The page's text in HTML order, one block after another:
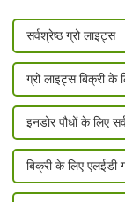
सर्वश्रेष्ठ ग्रो लाइट्स
ग्रो लाइट्स बिक्री के
इनडोर पौधों के लिए
बिक्री के लिए एलईडी